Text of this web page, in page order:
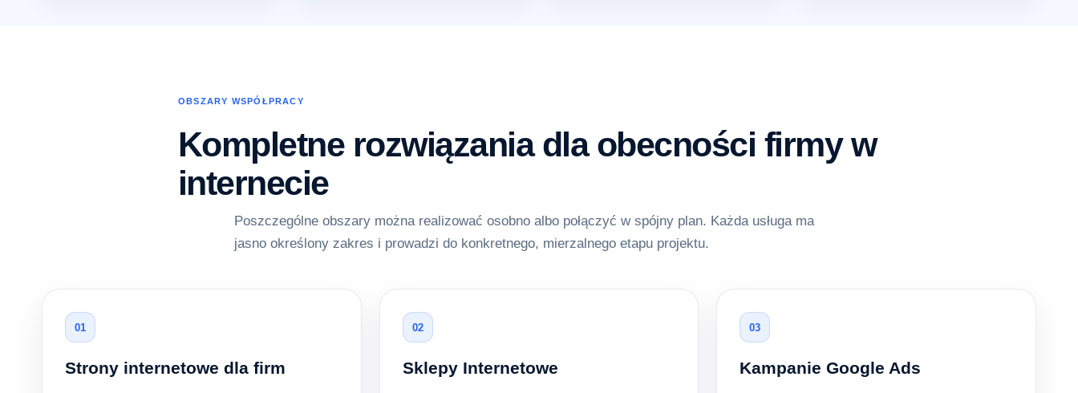
OBSZARY WSPÓŁPRACY
Kompletne rozwiązania dla obecności firmy w
internecie
Poszczególne obszary można realizować osobno albo połączyć w spójny plan. Każda usługa ma
jasno określony zakres i prowadzi do konkretnego, mierzalnego etapu projektu.
01
Strony internetowe dla firm
02
Sklepy Internetowe
03
Kampanie Google Ads